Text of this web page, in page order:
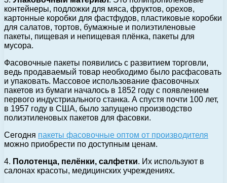
контейнеры, подложки для мяса, фруктов, орехов,
картонные коробки для фастфудов, пластиковые коробки
для салатов, тортов, бумажные и полиэтиленовые
пакеты, пищевая и непищевая плёнка, пакеты для
мусора.
Фасовочные пакеты появились с развитием торговли,
ведь продаваемый товар необходимо было расфасовать
и упаковать. Массовое использование фасовочных
пакетов из бумаги началось в 1852 году с появлением
первого индустриального станка. А спустя почти 100 лет,
в 1957 году в США, было запущено производство
полиэтиленовых пакетов для фасовки.
Сегодня пакеты фасовочные оптом от производителя
можно приобрести по доступным ценам.
4. Полотенца, пелёнки, салфетки. Их используют в
салонах красоты, медицинских учреждениях.